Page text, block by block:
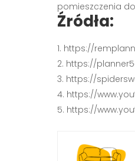
pomieszczenia
Źródła:
https://
https://
https://
https://
https://